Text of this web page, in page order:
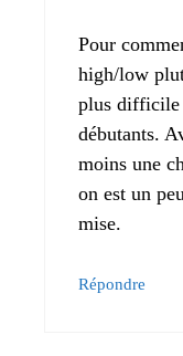
Pour
high/low
plus difficile
débutants.
moins une
on est un
mise.
Répondre